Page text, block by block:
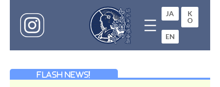
content
Navigation
JA
K
O
EN